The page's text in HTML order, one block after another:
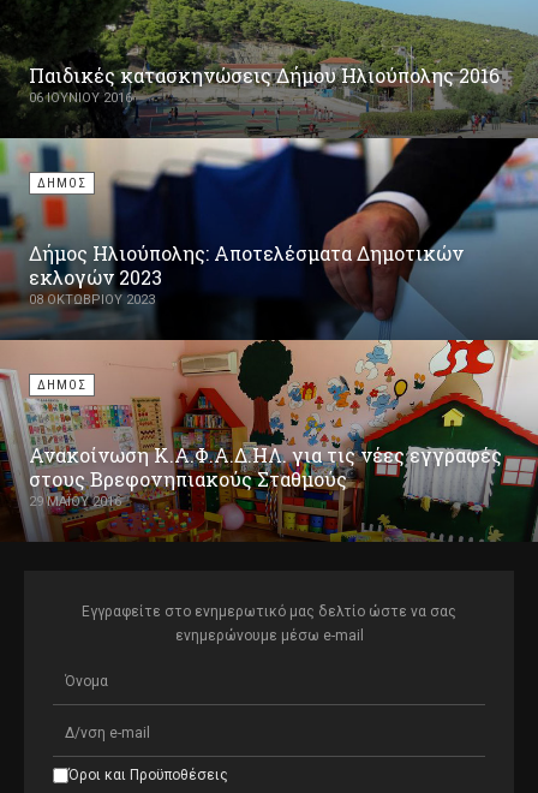
Παιδικές κατασκηνώσεις Δήμου Ηλιούπολης 2016
06 ΙΟΥΝΊΟΥ 2016
ΔΗΜΟΣ
Δήμος Ηλιούπολης: Αποτελέσματα Δημοτικών
εκλογών 2023
08 ΟΚΤΩΒΡΊΟΥ 2023
ΔΗΜΟΣ
Ανακοίνωση Κ.Α.Φ.Α.Δ.ΗΛ. για τις νέες εγγραφές
στους Βρεφονηπιακούς Σταθμούς
29 ΜΑΪ́ΟΥ 2016
Εγγραφείτε στο ενημερωτικό μας δελτίο ώστε να σας
ενημερώνουμε μέσω e-mail
Όροι και Προϋποθέσεις